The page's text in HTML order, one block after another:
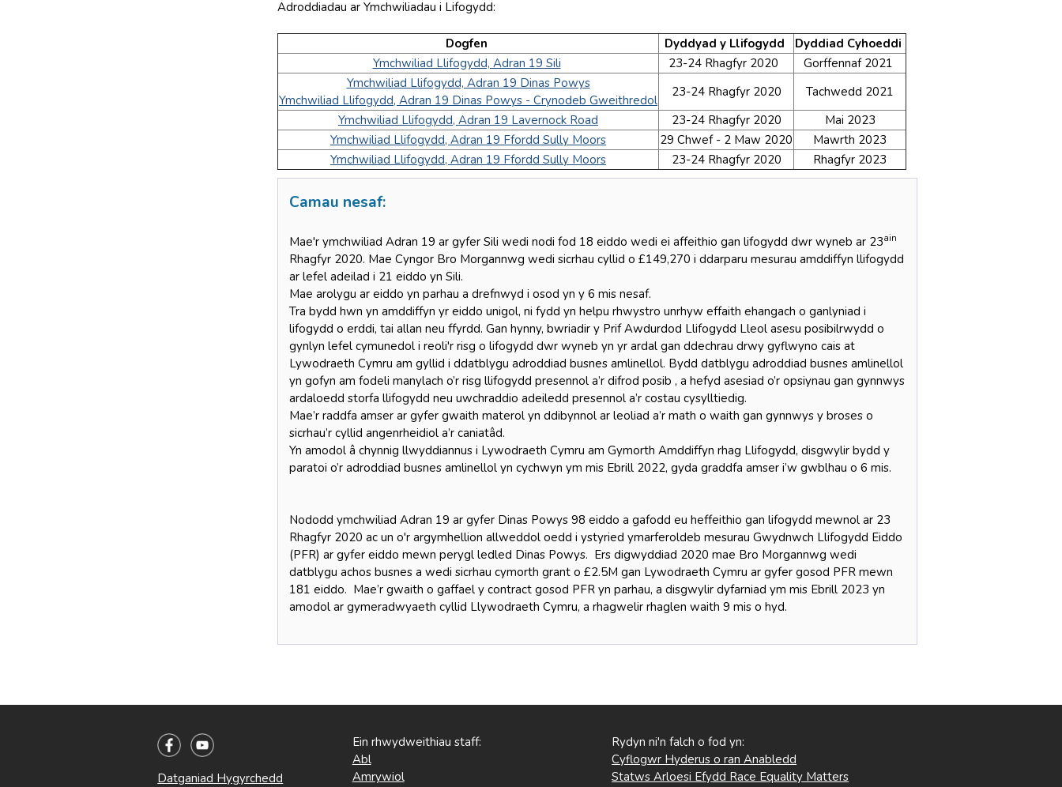
Adroddiadau ar Ymchwiliadau i Lifogydd:
Dogfen Dyddyad y Llifogydd
Dyddiad Cyhoeddi
Ymchwiliad Llifogydd, Adran 19 Sili
23-24 Rhagfyr 2020
Gorffennaf 2021
Ymchwiliad Llifogydd, Adran 19 Dinas Powys
Ymchwiliad Llifogydd, Adran 19 Dinas Powys - Crynodeb Gweithredol
23-24 Rhagfyr 2020
Tachwedd 2021
Ymchwiliad Llifogydd, Adran 19 Lavernock Road
23-24 Rhagfyr 2020
Mai 2023
Ymchwiliad Llifogydd, Adran 19 Ffordd Sully Moors
29 Chwef - 2 Maw 2020
Mawrth 2023
Ymchwiliad Llifogydd, Adran 19 Ffordd Sully Moors
23-24 Rhagfyr 2020 Rhagfyr 2023
Camau nesaf:
Mae'r ymchwiliad Adran 19 ar gyfer Sili wedi nodi fod 18 eiddo wedi ei affeithio gan lifogydd dwr wyneb ar 23ain
Rhagfyr 2020. Mae Cyngor Bro Morgannwg wedi sicrhau cyllid o £149,270 i ddarparu mesurau amddiffyn llifogydd
ar lefel adeilad i 21 eiddo yn Sili.
Mae arolygu ar eiddo yn parhau a drefnwyd i osod yn y 6 mis nesaf.
Tra bydd hwn yn amddiffyn yr eiddo unigol, ni fydd yn helpu rhwystro unrhyw effaith ehangach o ganlyniad i
lifogydd o erddi, tai allan neu ffyrdd. Gan hynny, bwriadir y Prif Awdurdod Llifogydd Lleol asesu posibilrwydd o
gynlyn lefel cymunedol i reoli'r risg o lifogydd dwr wyneb yn yr ardal gan ddechrau drwy gyflwyno cais at
Lywodraeth Cymru am gyllid i ddatblygu adroddiad busnes amlinellol. Bydd datblygu adroddiad busnes amlinellol
yn gofyn am fodeli manylach o’r risg llifogydd presennol a’r difrod posib , a hefyd asesiad o’r opsiynau gan gynnwys
ardaloedd storfa llifogydd neu uwchraddio adeiledd presennol a’r costau cysylltiedig.
Mae’r raddfa amser ar gyfer gwaith materol yn ddibynnol ar leoliad a’r math o waith gan gynnwys y broses o
sicrhau’r cyllid angenrheidiol a’r caniatâd.
Yn amodol â chynnig llwyddiannus i Lywodraeth Cymru am Gymorth Amddiffyn rhag Llifogydd, disgwylir bydd y
paratoi o’r adroddiad busnes amlinellol yn cychwyn ym mis Ebrill 2022, gyda graddfa amser i’w gwblhau o 6 mis.
Nododd ymchwiliad Adran 19 ar gyfer Dinas Powys 98 eiddo a gafodd eu heffeithio gan lifogydd mewnol ar 23
Rhagfyr 2020 ac un o'r argymhellion allweddol oedd i ystyried ymarferoldeb mesurau Gwydnwch Llifogydd Eiddo
(PFR) ar gyfer eiddo mewn perygl ledled Dinas Powys. Ers digwyddiad 2020 mae Bro Morgannwg wedi
datblygu achos busnes a wedi sicrhau cymorth grant o £2.5M gan Lywodraeth Cymru ar gyfer gosod PFR mewn
181 eiddo. Mae’r gwaith o gaffael y contract gosod PFR yn parhau, a disgwylir dyfarniad ym mis Ebrill 2023 yn
amodol ar gymeradwyaeth cyllid Llywodraeth Cymru, a rhagwelir rhaglen waith 9 mis o hyd.
Datganiad Hygyrchedd
Ein rhwydweithiau staff:
Abl
Amrywiol
Rydyn ni'n falch o fod yn:
Cyflogwr Hyderus o ran Anabledd
Statws Arloesi Efydd Race Equality Matters